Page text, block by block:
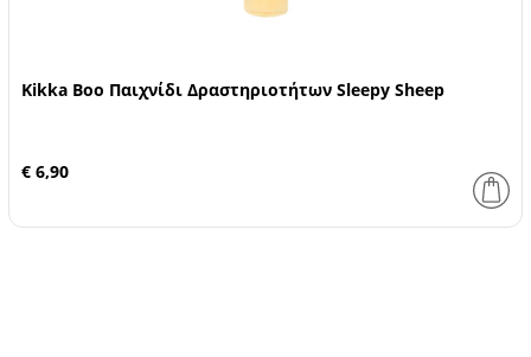
Kikka Boo Παιχνίδι Δραστηριοτήτων Sleepy Sheep
€ 6,90